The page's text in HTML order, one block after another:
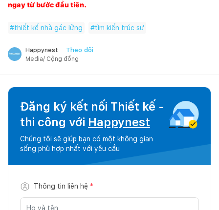
ngay từ bước đầu tiên.
#thiết kế nhà gác lửng #tìm kiến trúc sư
Happynest Theo dõi
Media/ Cộng đồng
Đăng ký kết nối Thiết kế -
thi công với Happynest
Chúng tôi sẽ giúp bạn có một không gian
sống phù hợp nhất với yêu cầu
Thông tin liên hệ *